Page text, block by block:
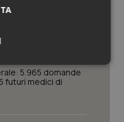
in Emilia-Romagna:
degli ultimi cinque
5.965 domande
futuri medici di
Marketing